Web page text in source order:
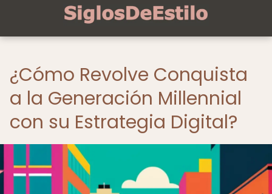
¿Cómo Revolve Conquista
a la Generación Millennial
con su Estrategia Digital?